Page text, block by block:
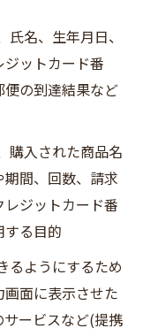
名、生年月日、
ットカード番
の到達結果など
購入された商品名
間、回数、請求
ジットカード番
る目的
るようにするため
面に表示させた
ービスなど(提携